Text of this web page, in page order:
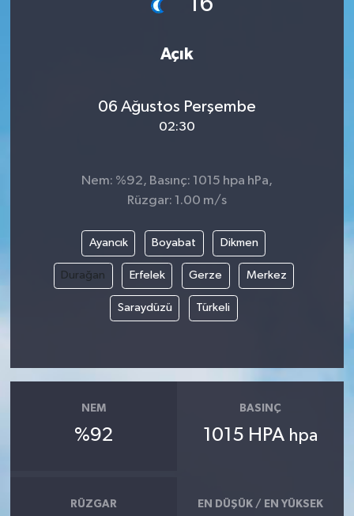
Açık
06 Ağustos Perşembe
02:30
Nem: %92, Basınç: 1015 hpa hPa,
Rüzgar: 1.00 m/s
Ayancık Boyabat Dikmen
Durağan Erfelek Gerze Merkez
Saraydüzü Türkeli
NEM
%92
BASINÇ
1015 HPA hpa
RÜZGAR EN DÜŞÜK / EN YÜKSEK